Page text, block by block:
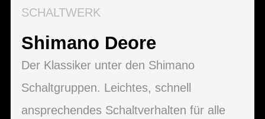
SCHALTWERK
Shimano Deore
Der Klassiker unter den Shimano
Schaltgruppen. Leichtes, schnell
ansprechendes Schaltverhalten für alle